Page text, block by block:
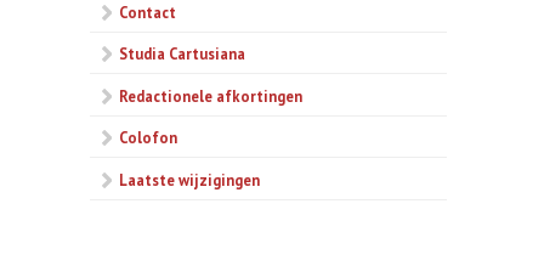
Contact
Studia Cartusiana
Redactionele afkortingen
Colofon
Laatste wijzigingen